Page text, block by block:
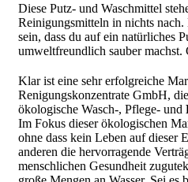
Diese Putz- und Waschmittel
Reinigungsmitteln in nichts
sein, dass du auf ein natürliches
umweltfreundlich sauber
Klar ist eine sehr erfolgreiche
Renigungskonzentrate GmbH,
ökologische Wasch-, Pflege- und
Im Fokus dieser ökologischen
ohne dass kein Leben auf dieser
anderen die hervorragende
menschlichen Gesundheit